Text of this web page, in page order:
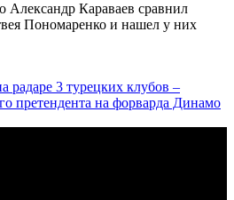
Караваев сравнил
Пономаренко и нашел у них
радаре 3 турецких клубов –
претендента на форварда Динамо